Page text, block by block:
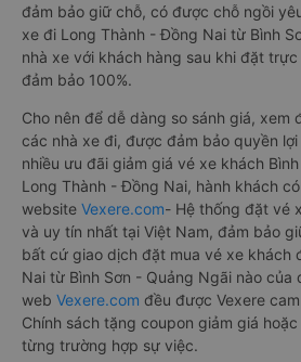
đảm bảo giữ chỗ, có được chỗ ngồi
xe đi Long Thành - Đồng Nai từ Bình
nhà xe với khách hàng sau khi đặt
đảm bảo 100%.
Cho nên để dễ dàng so sánh giá, xem
các nhà xe đi, được đảm bảo quyền
nhiều ưu đãi giảm giá vé xe khách
Long Thành - Đồng Nai, hành khách
website Vexere.com- Hệ thống đặt vé
và uy tín nhất tại Việt Nam, đảm bảo
bất cứ giao dịch đặt mua vé xe khách
Nai từ Bình Sơn - Quảng Ngãi nào của
web Vexere.com đều được Vexere
Chính sách tặng coupon giảm giá
từng trường hợp sự việc.